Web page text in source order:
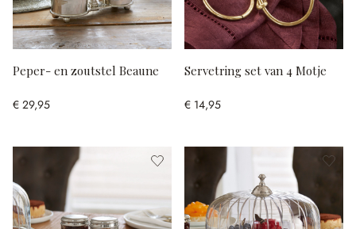
Peper- en zoutstel Beaune
€ 29,95
Servetring set van 4 Motje
€ 14,95